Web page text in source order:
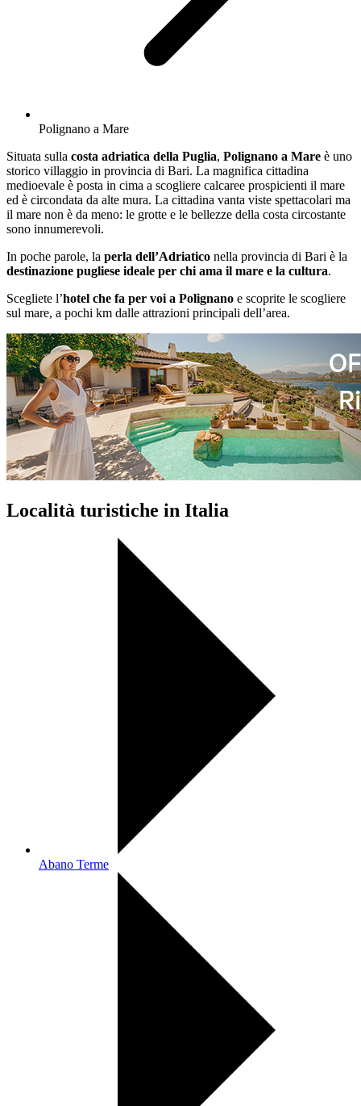
Polignano a Mare
Situata sulla costa adriatica della Puglia, Polignano a Mare è uno
storico villaggio in provincia di Bari. La magnifica cittadina
medioevale è posta in cima a scogliere calcaree prospicienti il mare
ed è circondata da alte mura. La cittadina vanta viste spettacolari ma
il mare non è da meno: le grotte e le bellezze della costa circostante
sono innumerevoli.
In poche parole, la perla dell’Adriatico nella provincia di Bari è la
destinazione pugliese ideale per chi ama il mare e la cultura.
Scegliete l’hotel che fa per voi a Polignano e scoprite le scogliere
sul mare, a pochi km dalle attrazioni principali dell’area.
Località turistiche in Italia
Abano Terme